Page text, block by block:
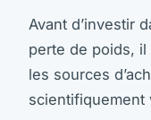
Avant d’investir
perte de poids, il
les sources
scientifiquement